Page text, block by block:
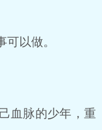
以做。
血脉的少年，重